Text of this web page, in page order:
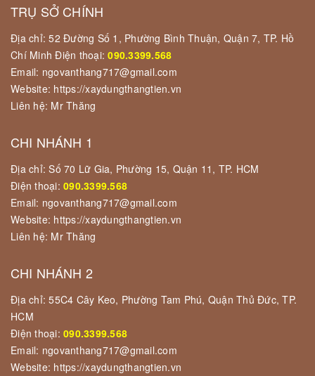
TRỤ SỞ CHÍNH
Địa chỉ: 52 Đường Số 1, Phường Bình Thuận, Quận 7, TP. Hồ
Chí Minh Điện thoại:090.3399.568
Email: ngovanthang717@gmail.com
Website: https://xaydungthangtien.vn
Liên hệ: Mr Thăng
CHI NHÁNH 1
Địa chỉ: Số 70 Lữ Gia, Phường 15, Quận 11, TP. HCM
Điện thoại: 090.3399.568
Email: ngovanthang717@gmail.com
Website: https://xaydungthangtien.vn
Liên hệ: Mr Thăng
CHI NHÁNH 2
Địa chỉ: 55C4 Cây Keo, Phường Tam Phú, Quận Thủ Đức, TP.
HCM
Điện thoại: 090.3399.568
Email: ngovanthang717@gmail.com
Website: https://xaydungthangtien.vn